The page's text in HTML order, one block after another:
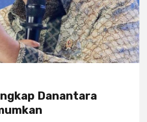
Danantara